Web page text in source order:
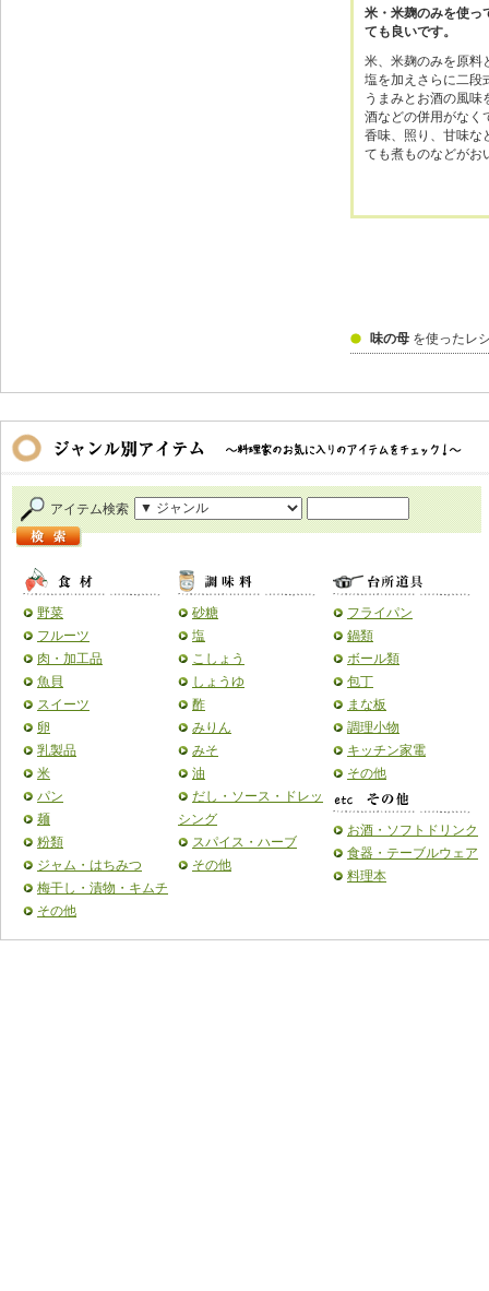
米・米麹のみを使っ
ても良いです。
米、米麹のみを原料
塩を加えさらに二段
うまみとお酒の風味
酒などの併用がなく
香味、照り、甘味な
ても煮ものなどがお
味の母 を使ったレ
アイテム検索
野菜
フルーツ
肉・加工品
魚貝
スイーツ
卵
乳製品
米
パン
麺
粉類
ジャム・はちみつ
梅干し・漬物・キムチ
その他
砂糖
塩
こしょう
しょうゆ
酢
みりん
みそ
油
だし・ソース・ドレッ
シング
スパイス・ハーブ
その他
フライパン
鍋類
ボール類
包丁
まな板
調理小物
キッチン家電
その他
お酒・ソフトドリンク
食器・テーブルウェア
料理本